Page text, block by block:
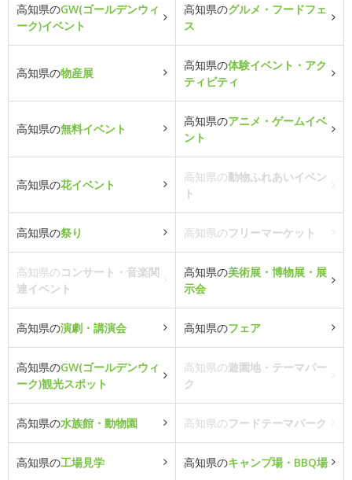
高知県のGW(ゴールデンウィ
ーク)イベント
高知県のグルメ・フードフェ
ス
高知県の物産展
高知県の体験イベント・アク
ティビティ
高知県の無料イベント
高知県のアニメ・ゲームイベ
ント
高知県の花イベント
高知県の動物ふれあいイベン
ト
高知県の祭り 高知県のフリーマーケット
高知県のコンサート・音楽関
連イベント
高知県の美術展・博物展・展
示会
高知県の演劇・講演会 高知県のフェア
高知県のGW(ゴールデンウィ
ーク)観光スポット
高知県の遊園地・テーマパー
ク
高知県の水族館・動物園 高知県のフードテーマパーク
高知県の工場見学 高知県のキャンプ場・BBQ場